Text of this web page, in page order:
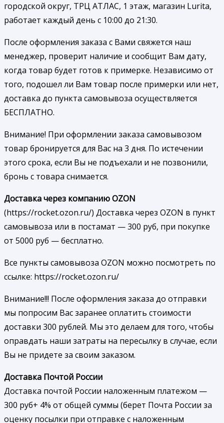
городской округ, ТРЦ АТЛАС, 1 этаж, магазин Lurita,
работает каждый день с 10:00 до 21:30.
После оформления заказа с Вами свяжется наш
менеджер, проверит наличие и сообщит Вам дату,
когда товар будет готов к примерке. Независимо от
того, подошел ли Вам товар после примерки или нет,
доставка до пункта самовывоза осуществляется
БЕСПЛАТНО.
Внимание! При оформлении заказа самовывозом
товар бронируется для Вас на 3 дня. По истечении
этого срока, если Вы не подъехали и не позвонили,
бронь с товара снимается.
Доставка через компанию OZON
(https://rocket.ozon.ru/) Доставка через OZON в пункт
самовывоза или в постамат — 300 руб, при покупке
от 5000 руб — бесплатно.
Все пункты самовывоза OZON можно посмотреть по
ссылке: https://rocket.ozon.ru/
Внимание!!! После оформления заказа до отправки
мы попросим Вас заранее оплатить стоимости
доставки 300 рублей. Мы это делаем для того, чтобы
оправдать наши затраты на пересылку в случае, если
Вы не придете за своим заказом.
Доставка Почтой России
Доставка почтой России наложенным платежом —
300 руб+ 4% от общей суммы (берет Почта России за
оценку посылки при отправке с наложенным